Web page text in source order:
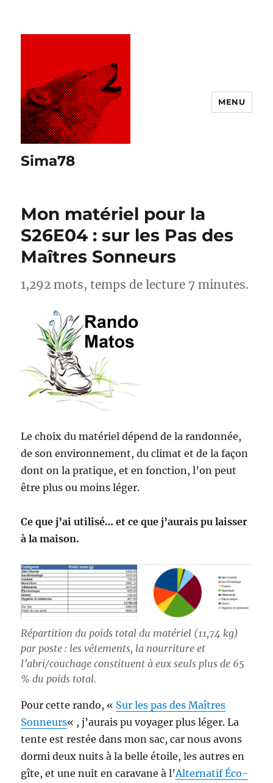
Sima78
MENU
Mon matériel pour la
S26E04 : sur les Pas des
Maîtres Sonneurs
1,292 mots, temps de lecture 7 minutes.
Le choix du matériel dépend de la randonnée,
de son environnement, du climat et de la façon
dont on la pratique, et en fonction, l’on peut
être plus ou moins léger.
Ce que j’ai utilisé… et ce que j’aurais pu laisser
à la maison.
Répartition du poids total du matériel (11,74 kg)
par poste : les vêtements, la nourriture et
l’abri/couchage constituent à eux seuls plus de 65
% du poids total.
Pour cette rando, « Sur les pas des Maîtres
Sonneurs« , j’aurais pu voyager plus léger. La
tente est restée dans mon sac, car nous avons
dormi deux nuits à la belle étoile, les autres en
gîte, et une nuit en caravane à l’Alternatif Éco-